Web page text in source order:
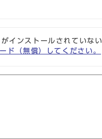
インストールされていない
（無償）してください。